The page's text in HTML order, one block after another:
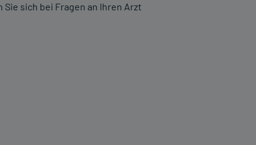
sich bei Fragen an Ihren Arzt